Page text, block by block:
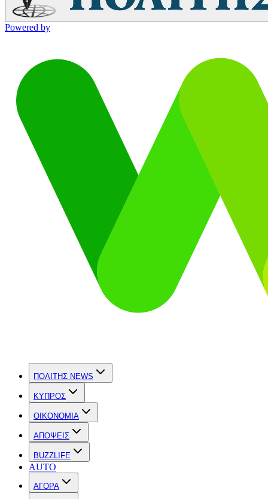
Powered by
ΠΟΛΙΤΗΣ NEWS
ΚΥΠΡΟΣ
OIKONOMIA
ΑΠΟΨΕΙΣ
BUZZLIFE
AUTO
ΑΓΟΡΑ